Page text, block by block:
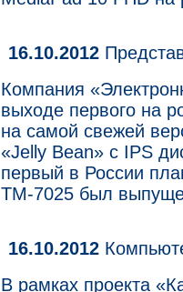
16.10.2012
Компания
выходе первого на
на самой свежей
«Jelly Bean» с IPS
первый в России
TM-7025 был
16.10.2012
В рамках проекта